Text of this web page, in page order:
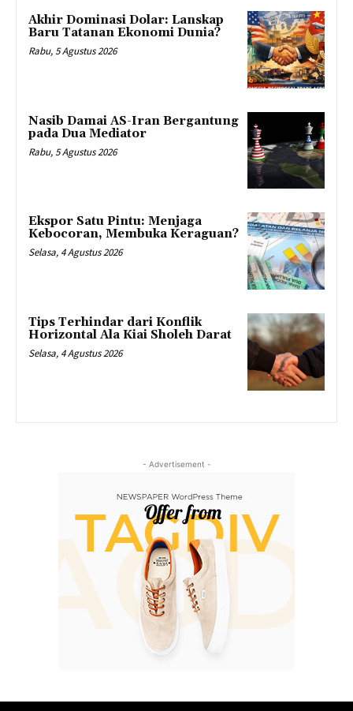
Akhir Dominasi Dolar: Lanskap
Baru Tatanan Ekonomi Dunia?
Rabu, 5 Agustus 2026
Nasib Damai AS-Iran Bergantung
pada Dua Mediator
Rabu, 5 Agustus 2026
Ekspor Satu Pintu: Menjaga
Kebocoran, Membuka Keraguan?
Selasa, 4 Agustus 2026
Tips Terhindar dari Konflik
Horizontal Ala Kiai Sholeh Darat
Selasa, 4 Agustus 2026
- Advertisement -